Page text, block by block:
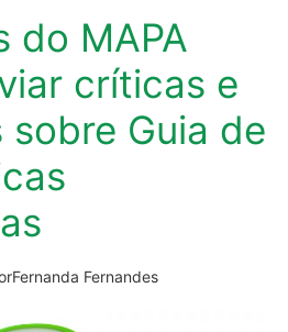
do MAPA
críticas e
sobre Guia de
Fernanda Fernandes